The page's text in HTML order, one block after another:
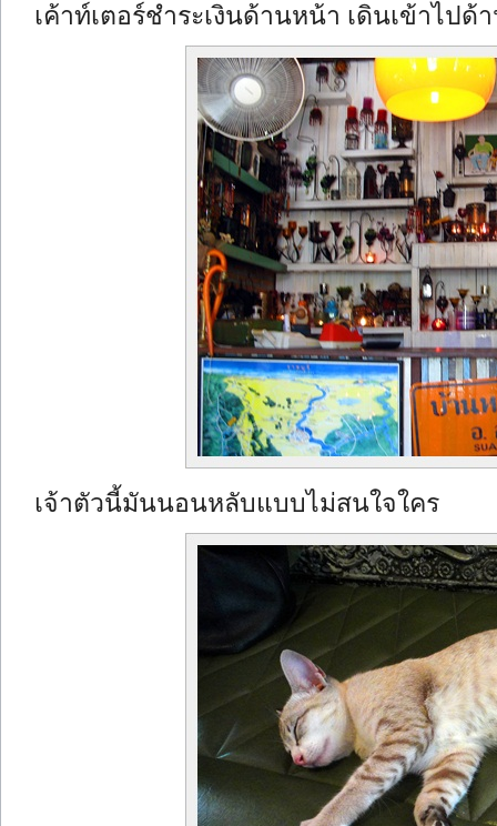
เค้าท์เตอร์ชำระเงินด้านหน้า เดินเข้าไป
เจ้าตัวนี้มันนอนหลับแบบไม่สนใจใคร